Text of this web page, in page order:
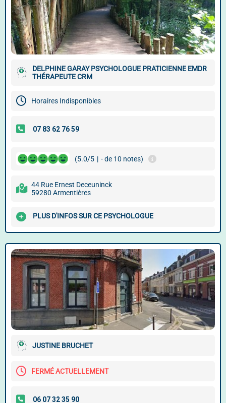
DELPHINE GARAY PSYCHOLOGUE PRATICIENNE EMDR
THÉRAPEUTE CRM
Horaires Indisponibles
(5.0/5 | - de 10 notes)
44 Rue Ernest Deceuninck
59280 Armentières
PLUS D'INFOS SUR CE PSYCHOLOGUE
JUSTINE BRUCHET
FERMÉ ACTUELLEMENT